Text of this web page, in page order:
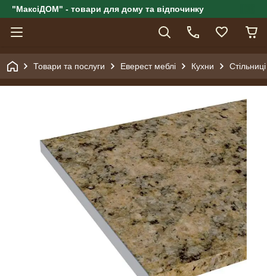
"МаксіДОМ" - товари для дому та відпочинку
Товари та послуги Еверест меблі Кухни Стільниці